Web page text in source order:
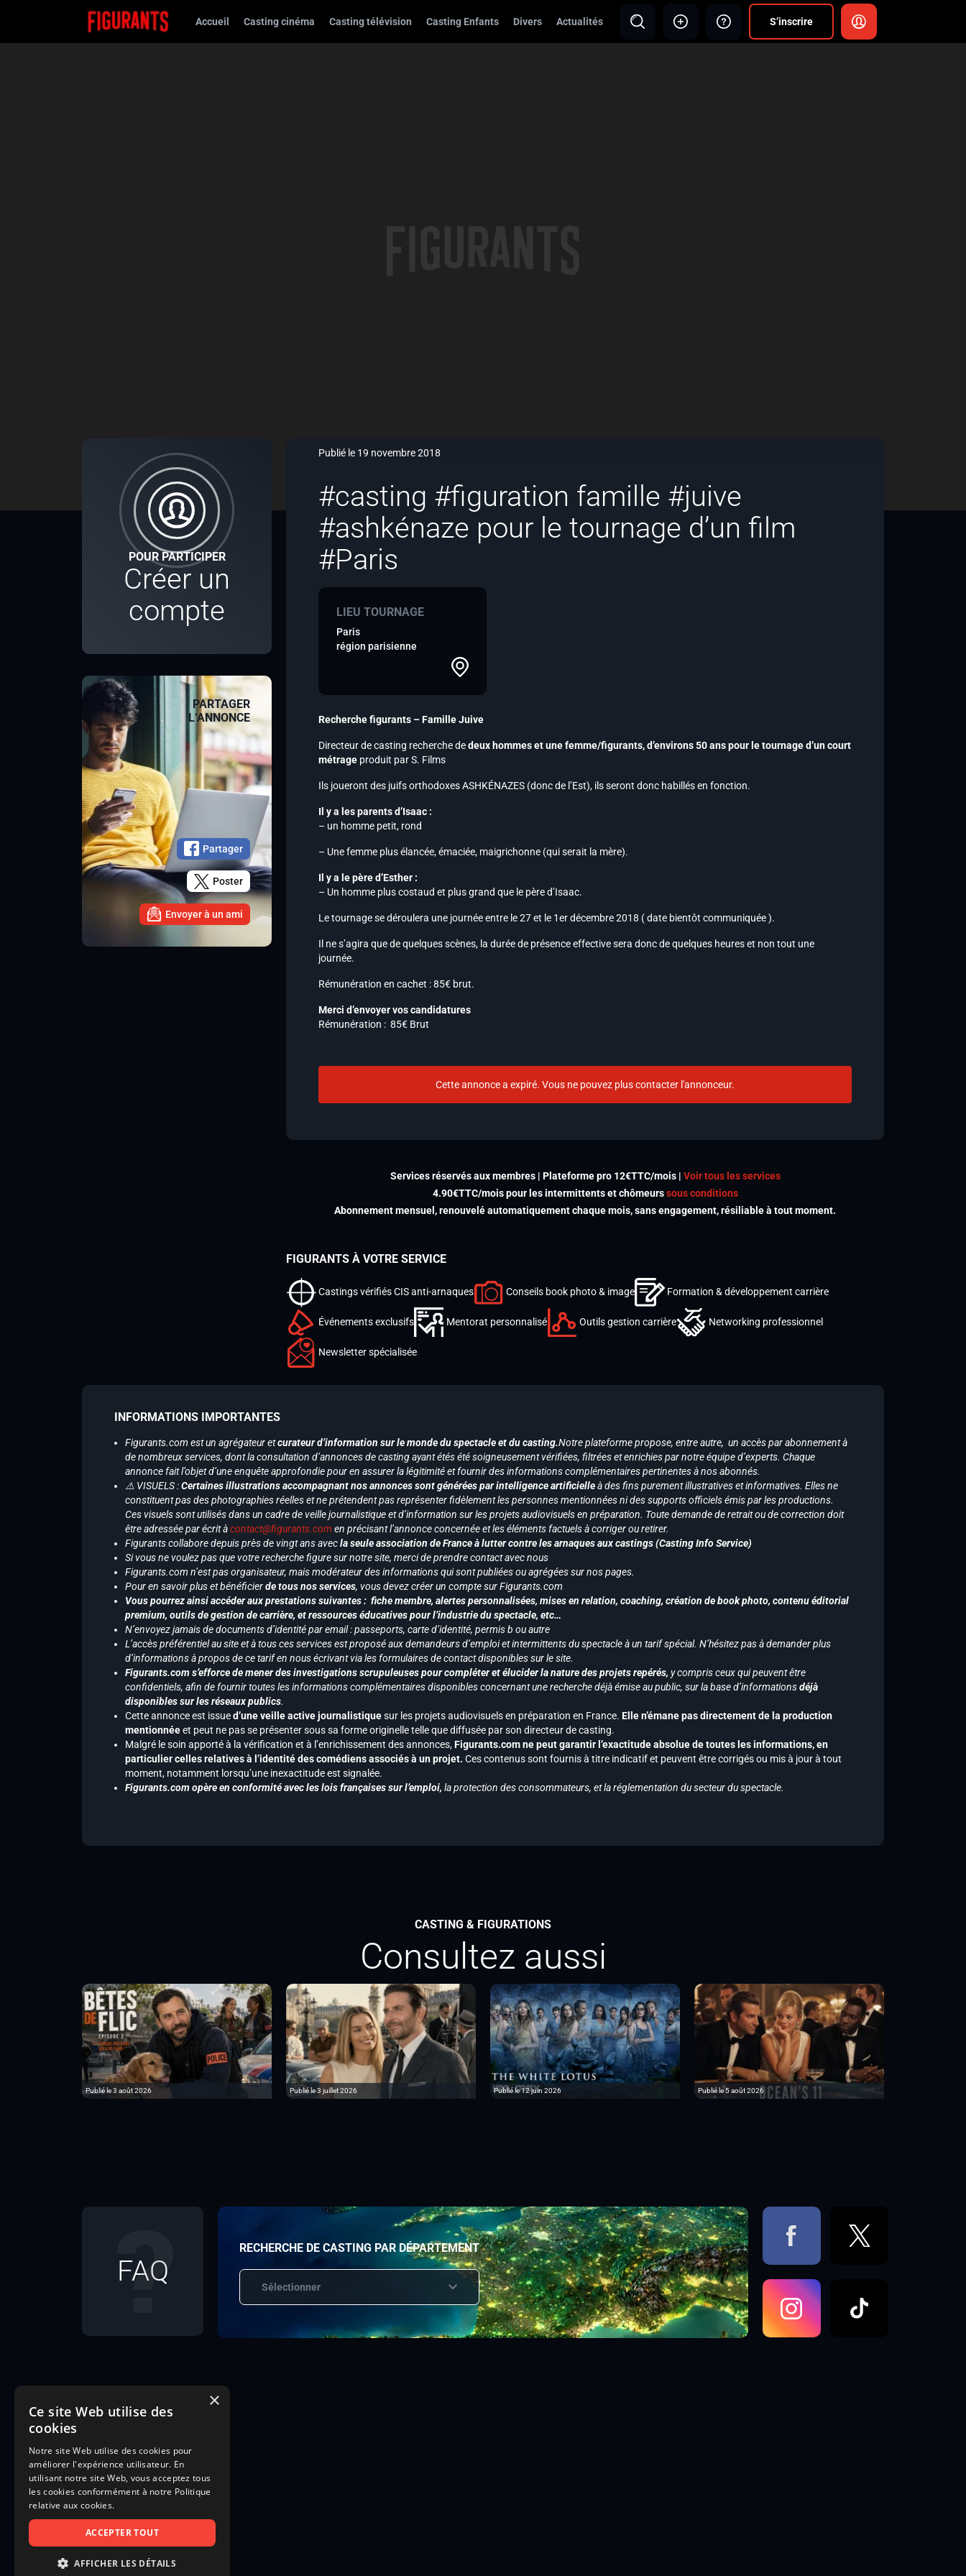
Accueil Casting cinéma Casting télévision Casting Enfants Divers Actualités S’inscrire
POUR PARTICIPER
Créer un
compte
PARTAGER
L’ANNONCE
Partager
Poster
Envoyer à un ami
Publié le 19 novembre 2018
#casting #figuration famille #juive
#ashkénaze pour le tournage d’un film
#Paris
LIEU TOURNAGE
Paris
région parisienne
Recherche figurants – Famille Juive
Directeur de casting recherche dedeux hommes et une femme/figurants, d’environs 50 ans pour le tournage d’un court
métrage produit par S. Films
Ils joueront des juifs orthodoxes ASHKÉNAZES (donc de l’Est), ils seront donc habillés en fonction.
Il y a les parents d’Isaac :
– un homme petit, rond
– Une femme plus élancée, émaciée, maigrichonne (qui serait la mère).
Il y a le père d’Esther :
– Un homme plus costaud et plus grand que le père d’Isaac.
Le tournage se déroulera une journée entre le 27 et le 1er décembre 2018 ( date bientôt communiquée ).
Il ne s’agira que de quelques scènes, la durée de présence effective sera donc de quelques heures et non tout une
journée.
Rémunération en cachet : 85€ brut.
Merci d’envoyer vos candidatures
Rémunération : 85€ Brut
Cette annonce a expiré. Vous ne pouvez plus contacter l'annonceur.
Services réservés aux membres | Plateforme pro 12€TTC/mois | Voir tous les services
4.90€TTC/mois pour les intermittents et chômeurssous conditions
Abonnement mensuel, renouvelé automatiquement chaque mois, sans engagement, résiliable à tout moment.
FIGURANTS À VOTRE SERVICE
Castings vérifiés CIS anti-arnaques Conseils book photo & image Formation & développement carrière
Événements exclusifs Mentorat personnalisé Outils gestion carrière Networking professionnel
Newsletter spécialisée
INFORMATIONS IMPORTANTES
Figurants.com est un agrégateur etcurateur d’information sur le monde du spectacle et du casting.Notre plateforme propose, entre autre, un accès par abonnement à
de nombreux services, dont la consultation d’annonces de casting ayant étés été soigneusement vérifiées, filtrées et enrichies par notre équipe d’experts. Chaque
annonce fait l’objet d’une enquête approfondie pour en assurer la légitimité et fournir des informations complémentaires pertinentes à nos abonnés.
⚠️ VISUELS :Certaines illustrations accompagnant nos annonces sont générées par intelligence artificielleà des fins purement illustratives et informatives. Elles ne
constituent pas des photographies réelles et ne prétendent pas représenter fidèlement les personnes mentionnées ni des supports officiels émis par les productions.
Ces visuels sont utilisés dans un cadre de veille journalistique et d’information sur les projets audiovisuels en préparation. Toute demande de retrait ou de correction doit
être adressée par écrit àcontact@figurants.com en précisant l’annonce concernée et les éléments factuels à corriger ou retirer.
Figurants collabore depuis près de vingt ans avecla seule association de France à lutter contre les arnaques aux castings (Casting Info Service)
Si vous ne voulez pas que votre recherche figure sur notre site, merci de prendre contact avec nous
Figurants.com n’est pas organisateur, mais modérateur des informations qui sont publiées ou agrégées sur nos pages.
Pour en savoir plus et bénéficierde tous nos services, vous devez créer un compte sur Figurants.com
Vous pourrez ainsi accéder aux prestations suivantes : fiche membre, alertes personnalisées, mises en relation, coaching, création de book photo, contenu éditorial
premium, outils de gestion de carrière, et ressources éducatives pour l’industrie du spectacle, etc…
N’envoyez jamais de documents d’identité par email : passeports, carte d’identité, permis b ou autre
L’accès préférentiel au site et à tous ces services est proposé aux demandeurs d’emploi et intermittents du spectacle à un tarif spécial. N’hésitez pas à demander plus
d’informations à propos de ce tarif en nous écrivant via les formulaires de contact disponibles sur le site.
Figurants.com s’efforce de mener des investigations scrupuleuses pour compléter et élucider la nature des projets repérés, y compris ceux qui peuvent être
confidentiels, afin de fournir toutes les informations complémentaires disponibles concernant une recherche déjà émise au public, sur la base d’informationsdéjà
disponibles sur les réseaux publics.
Cette annonce est issued’une veille active journalistiquesur les projets audiovisuels en préparation en France. Elle n’émane pas directement de la production
mentionnéeet peut ne pas se présenter sous sa forme originelle telle que diffusée par son directeur de casting.
Malgré le soin apporté à la vérification et à l’enrichissement des annonces,Figurants.com ne peut garantir l’exactitude absolue de toutes les informations, en
particulier celles relatives à l’identité des comédiens associés à un projet. Ces contenus sont fournis à titre indicatif et peuvent être corrigés ou mis à jour à tout
moment, notamment lorsqu’une inexactitude est signalée.
Figurants.com opère en conformité avec les lois françaises sur l’emploi, la protection des consommateurs, et la réglementation du secteur du spectacle.
CASTING & FIGURATIONS
Consultez aussi
Publié le 3 août 2026 Publié le 3 juillet 2026 Publié le 12 juin 2026 Publié le 5 août 2026
FAQ
RECHERCHE DE CASTING PAR DÉPARTEMENT
Sélectionner
×
Ce site Web utilise des
cookies
Notre site Web utilise des cookies pour
améliorer l'expérience utilisateur. En
utilisant notre site Web, vous acceptez tous
les cookies conformément à notre Politique
relative aux cookies.
ACCEPTER TOUT
AFFICHER LES DÉTAILS